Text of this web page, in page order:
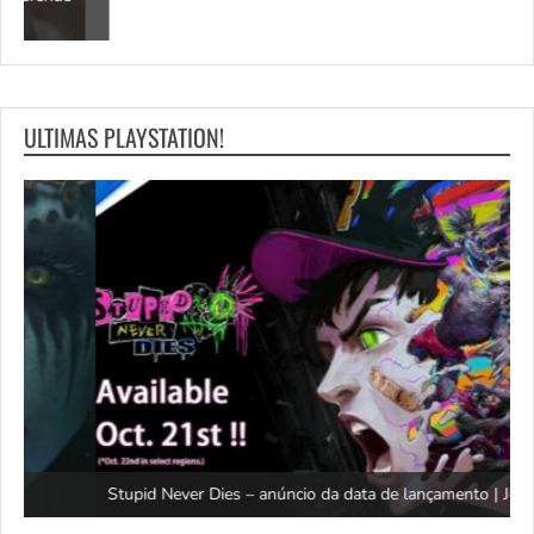
ULTIMAS PLAYSTATION!
Stupid Never Dies – anúncio da data de lançamento | Jogos PS5